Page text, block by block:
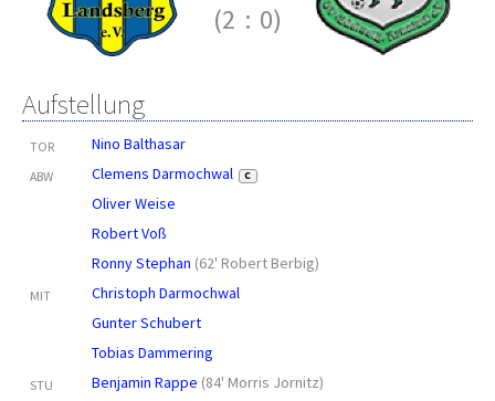
(2 : 0)
Aufstellung
TOR Nino Balthasar
ABW Clemens Darmochwal C
Oliver Weise
Robert Voß
Ronny Stephan (62' Robert Berbig)
MIT
Christoph Darmochwal
Gunter Schubert
Tobias Dammering
STU Benjamin Rappe (84' Morris Jornitz)